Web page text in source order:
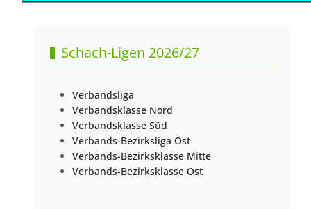
Schach-Ligen 2026/27
Verbandsliga
Verbandsklasse Nord
Verbandsklasse Süd
Verbands-Bezirksliga Ost
Verbands-Bezirksklasse Mitte
Verbands-Bezirksklasse Ost